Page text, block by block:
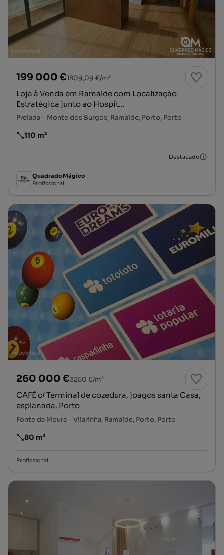
199 000 €1809,09 €/m²
Loja à Venda em Ramalde com Localização
Estratégica junto ao Hospit...
Prelada - Monte dos Burgos, Ramalde, Porto, Porto
Preço por metro quadrado
110 m²
Destacado
Quadrado Mágico
Profissional
260 000 €3250 €/m²
CAFÉ c/ Terminal de cozedura, joagos santa Casa,
esplanada, Porto
Fonte da Moura - Vilarinha, Ramalde, Porto, Porto
Preço por metro quadrado
80 m²
Profissional